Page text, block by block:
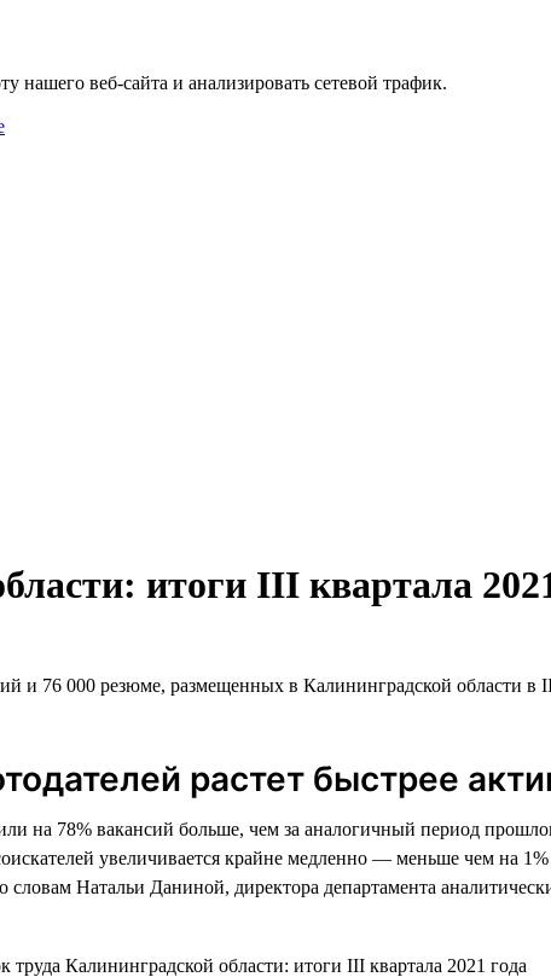
веб-сайта и анализировать сетевой трафик.
итоги III квартала
и 76 000 резюме, размещенных в Калининградской области в
растет быстрее
на 78% вакансий больше, чем за аналогичный период
увеличивается крайне медленно — меньше чем на
словам Натальи Даниной, директора департамента